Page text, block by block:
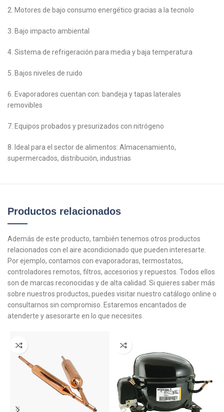
2. Motores de bajo consumo energético gracias a la tecnolo
3. Bajo impacto ambiental
4. Sistema de refrigeración para media y baja temperatura
5. Bajos niveles de ruido
6. Evaporadores cuentan con: bandeja y tapas laterales
removibles
7. Equipos probados y presurizados con nitrógeno
8. Ideal para el sector de alimentos: Almacenamiento,
supermercados, distribución, industrias
Productos relacionados
Además de este producto, también tenemos otros productos
relacionados con el aire acondicionado que pueden interesarte.
Por ejemplo, contamos con evaporadoras, termostatos,
controladores remotos, filtros, accesorios y repuestos. Todos ellos
son de marcas reconocidas y de alta calidad. Si quieres saber más
sobre nuestros productos, puedes visitar nuestro catálogo online o
consultarnos sin compromiso. Estaremos encantados de
atenderte y asesorarte en lo que necesites.